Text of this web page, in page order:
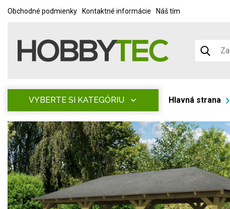
Obchodné podmienky Kontaktné informácie Náš tím
VYBERTE SI KATEGÓRIU Hlavná strana